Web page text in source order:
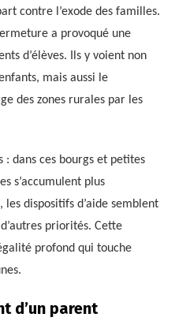
contre l’exode des familles.
a provoqué une
d’élèves. Ils y voient non
mais aussi le
des zones rurales par les
: dans ces bourgs et petites
s’accumulent plus
dispositifs d’aide semblent
priorités. Cette
profond qui touche
d’un parent